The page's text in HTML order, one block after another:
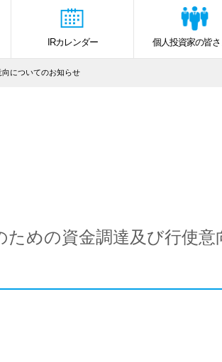
IRカレンダー 個人投資家の皆
についてのお知らせ
めの資金調達及び行使